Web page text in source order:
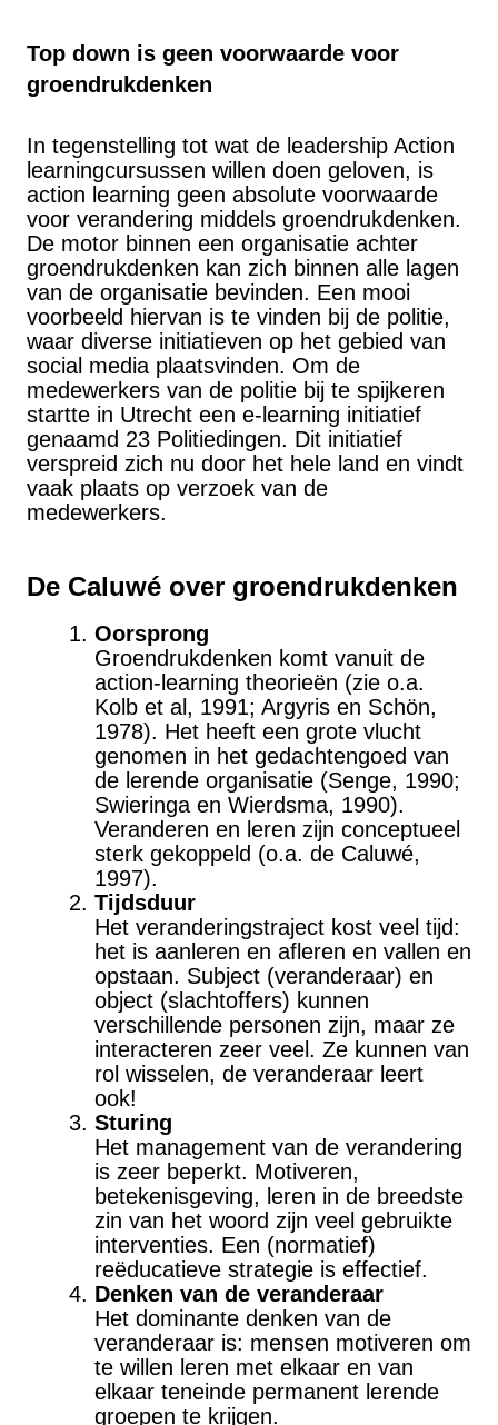
Top down is geen voorwaarde voor
groendrukdenken
In tegenstelling tot wat de leadership Action
learningcursussen willen doen geloven, is
action learning geen absolute voorwaarde
voor verandering middels groendrukdenken.
De motor binnen een organisatie achter
groendrukdenken kan zich binnen alle lagen
van de organisatie bevinden. Een mooi
voorbeeld hiervan is te vinden bij de politie,
waar diverse initiatieven op het gebied van
social media plaatsvinden. Om de
medewerkers van de politie bij te spijkeren
startte in Utrecht een e-learning initiatief
genaamd 23 Politiedingen. Dit initiatief
verspreid zich nu door het hele land en vindt
vaak plaats op verzoek van de
medewerkers.
De Caluwé over groendrukdenken
Oorsprong
Groendrukdenken komt vanuit de
action-learning theorieën (zie o.a.
Kolb et al, 1991; Argyris en Schön,
1978). Het heeft een grote vlucht
genomen in het gedachtengoed van
de lerende organisatie (Senge, 1990;
Swieringa en Wierdsma, 1990).
Veranderen en leren zijn conceptueel
sterk gekoppeld (o.a. de Caluwé,
1997).
Tijdsduur
Het veranderingstraject kost veel tijd:
het is aanleren en afleren en vallen en
opstaan. Subject (veranderaar) en
object (slachtoffers) kunnen
verschillende personen zijn, maar ze
interacteren zeer veel. Ze kunnen van
rol wisselen, de veranderaar leert
ook!
Sturing
Het management van de verandering
is zeer beperkt. Motiveren,
betekenisgeving, leren in de breedste
zin van het woord zijn veel gebruikte
interventies. Een (normatief)
reëducatieve strategie is effectief.
Denken van de veranderaar
Het dominante denken van de
veranderaar is: mensen motiveren om
te willen leren met elkaar en van
elkaar teneinde permanent lerende
groepen te krijgen.